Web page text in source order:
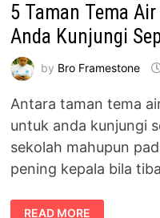
5 Taman Tema
Anda Kunjungi
by Bro Framestone
Antara taman tema
untuk anda kunjungi
sekolah mahupun
pening kepala bila
5
READ MORE